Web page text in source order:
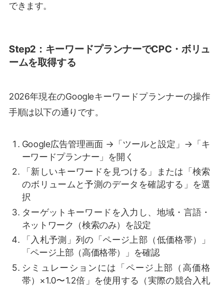
できます。
Step2：キーワードプランナーでCPC・ボリュ
ームを取得する
2026年現在のGoogleキーワードプランナーの操作
手順は以下の通りです。
Google広告管理画面 →「ツールと設定」→「キ
ーワードプランナー」を開く
「新しいキーワードを見つける」または「検索
のボリュームと予測のデータを確認する」を選
択
ターゲットキーワードを入力し、地域・言語・
ネットワーク（検索のみ）を設定
「入札予測」列の「ページ上部（低価格帯）」
「ページ上部（高価格帯）」を確認
シミュレーションには「ページ上部（高価格
帯）×1.0〜1.2倍」を使用する（実際の競合入札